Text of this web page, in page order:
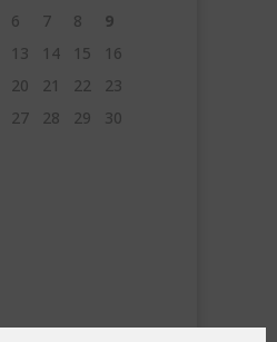
6 7 8
9
13 14 15
16
20 21 22
23
27 28 29
30